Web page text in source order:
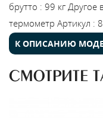
брутто : 99 кг Другое
термометр Артикул :
К ОПИСАНИЮ
СМОТРИТЕ